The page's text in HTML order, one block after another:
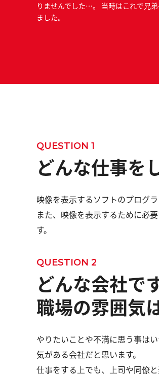
りませんでした…。 当時はこれで兄
ました。
QUESTION 1
どんな仕事を
映像を表示するソフトのプログラ
また、映像を表示するために必
す。
QUESTION 2
どんな会社で
職場の雰囲気
やりたいことや不満に思う事は
気がある会社だと思います。
仕事をする上でも、上司や同僚